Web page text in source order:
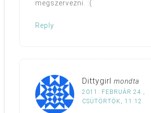
megszervezni. :(
Reply
Dittygirl mondta
2011. FEBRUÁR 24.,
CSÜTÖRTÖK, 11:12